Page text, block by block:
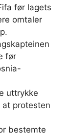
før lagets
omtaler
før
uttrykke
at protesten
bestemte